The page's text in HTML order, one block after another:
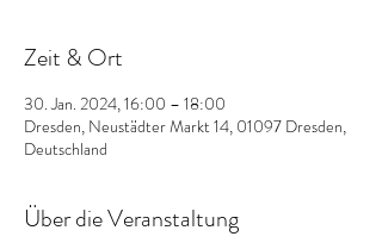
Zeit & Ort
30. Jan. 2024, 16:00 – 18:00
Dresden, Neustädter Markt 14, 01097 Dresden,
Deutschland
Über die Veranstaltung